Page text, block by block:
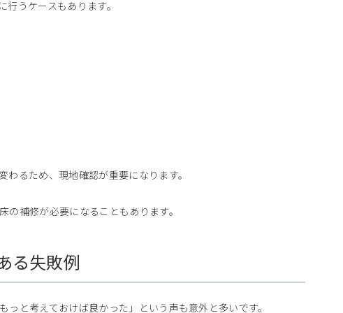
うケースもあります。
わるため、現地確認が重要になります。
の補修が必要になることもあります。
る失敗例
っと考えておけば良かった」という声も意外と多いです。